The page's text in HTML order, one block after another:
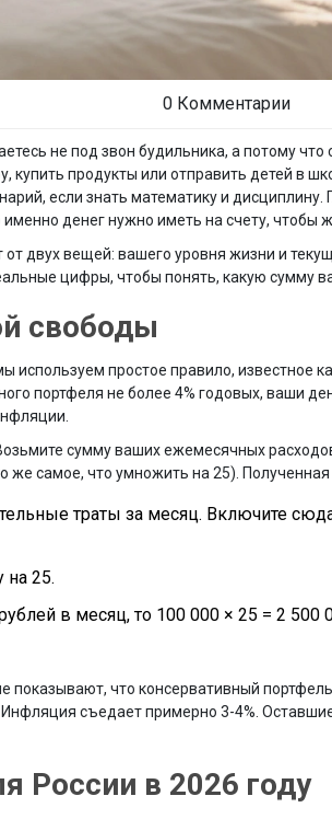
0 Комментарии
не под звон будильника, а потому
купить продукты или отправить детей в
если знать математику и дисциплину.
именно денег нужно иметь на счету, чтобы
от двух вещей: вашего уровня жизни и
цифры, чтобы понять, какую сумму
свободы
используем простое правило, известное
портфеля не более 4% годовых, ваши
сумму ваших ежемесячных
же самое, что умножить на 25).
траты за месяц. Включите
25.
в месяц, то 100 000 × 25 = 2
показывают, что консервативный
съедает примерно 3-4%.
России в 2026 году